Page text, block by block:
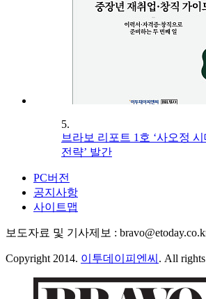
5.
브라보 리포트 1호 ‘사오정 시
전략’ 발간
PC버전
공지사항
사이트맵
보도자료 및 기사제보 :
Copyright 2014. 이투데이피엔씨 . All rights